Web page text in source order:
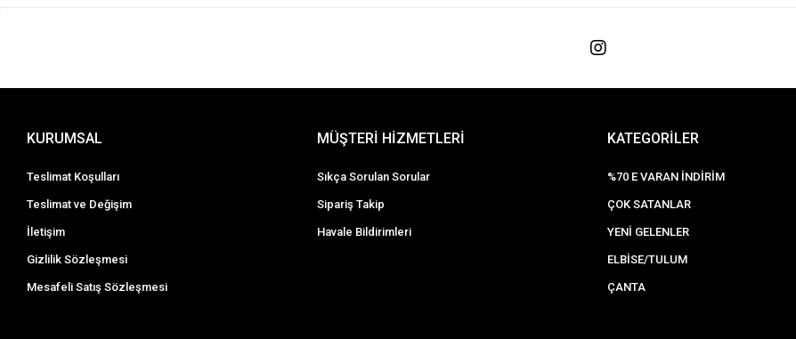
KURUMSAL
Teslimat Koşulları
Teslimat ve Değişim
İletişim
Gizlilik Sözleşmesi
Mesafeli Satış Sözleşmesi
MÜŞTERİ HİZMETLERİ
Sıkça Sorulan Sorular
Sipariş Takip
Havale Bildirimleri
KATEGORİLER
%70 E VARAN İNDİRİM
ÇOK SATANLAR
YENİ GELENLER
ELBİSE/TULUM
ÇANTA